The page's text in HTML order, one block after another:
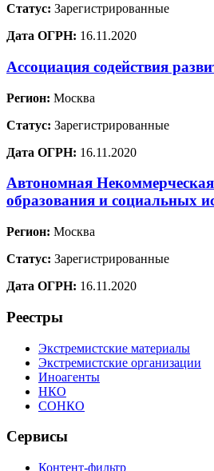
Статус: Зарегистрированные
Дата ОГРН: 16.11.2020
Ассоциация содействия
Регион: Москва
Статус: Зарегистрированные
Дата ОГРН: 16.11.2020
Автономная
образования и социальных
Регион: Москва
Статус: Зарегистрированные
Дата ОГРН: 16.11.2020
Реестры
Экстремистские материалы
Экстремистские организации
Иноагенты
НКО
СОНКО
Сервисы
Контент-фильтр